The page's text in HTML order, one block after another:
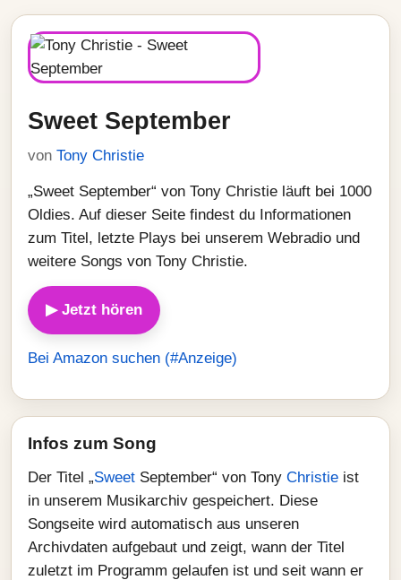
Sweet September
von Tony Christie
„Sweet September“ von Tony Christie läuft bei 1000
Oldies. Auf dieser Seite findest du Informationen
zum Titel, letzte Plays bei unserem Webradio und
weitere Songs von Tony Christie.
▶ Jetzt hören
Bei Amazon suchen (#Anzeige)
Infos zum Song
Der Titel „Sweet September“ von Tony Christie ist
in unserem Musikarchiv gespeichert. Diese
Songseite wird automatisch aus unseren
Archivdaten aufgebaut und zeigt, wann der Titel
zuletzt im Programm gelaufen ist und seit wann er